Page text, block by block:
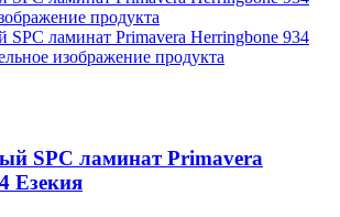
SPC ламинат Primavera
Езекия